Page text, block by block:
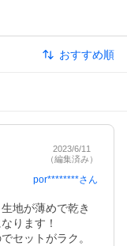
おすすめ順
2023/6/11
（編集済み）
por********さん
地が薄めで乾き
ります！
セットがラク。